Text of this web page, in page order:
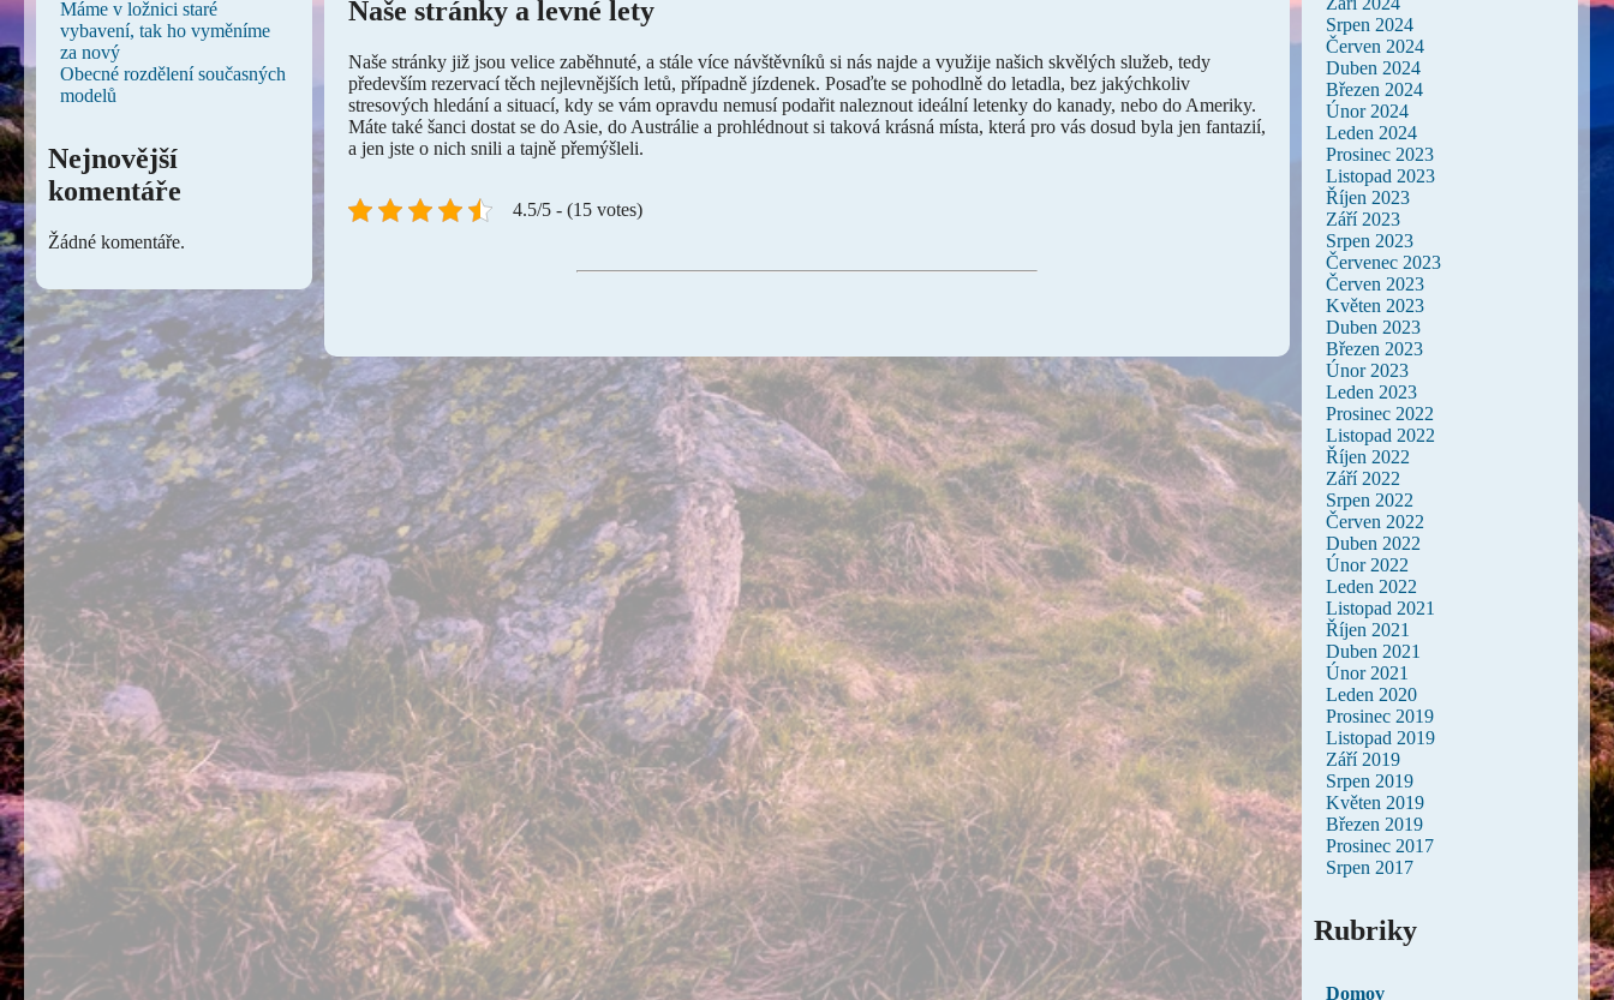
Naše stránky a levné lety
Naše stránky již jsou velice zaběhnuté, a stále více návštěvníků si nás najde a využije našich skvělých služeb, tedy
především rezervací těch nejlevnějších letů, případně jízdenek. Posaďte se pohodlně do letadla, bez jakýchkoliv
stresových hledání a situací, kdy se vám opravdu nemusí podařit naleznout ideálníletenky do kanady, nebo do Ameriky.
Máte také šanci dostat se do Asie, do Austrálie a prohlédnout si taková krásná místa, která pro vás dosud byla jen fantazií,
a jen jste o nich snili a tajně přemýšleli.
4.5/5 - (15 votes)
Máme v ložnici staré
vybavení, tak ho vyměníme
za nový
Obecné rozdělení současných
modelů
Nejnovější
komentáře
Žádné komentáře.
Srpen 2024
Červen 2024
Duben 2024
Březen 2024
Únor 2024
Leden 2024
Prosinec 2023
Listopad 2023
Říjen 2023
Září 2023
Srpen 2023
Červenec 2023
Červen 2023
Květen 2023
Duben 2023
Březen 2023
Únor 2023
Leden 2023
Prosinec 2022
Listopad 2022
Říjen 2022
Září 2022
Srpen 2022
Červen 2022
Duben 2022
Únor 2022
Leden 2022
Listopad 2021
Říjen 2021
Duben 2021
Únor 2021
Leden 2020
Prosinec 2019
Listopad 2019
Září 2019
Srpen 2019
Květen 2019
Březen 2019
Prosinec 2017
Srpen 2017
Rubriky
Domov